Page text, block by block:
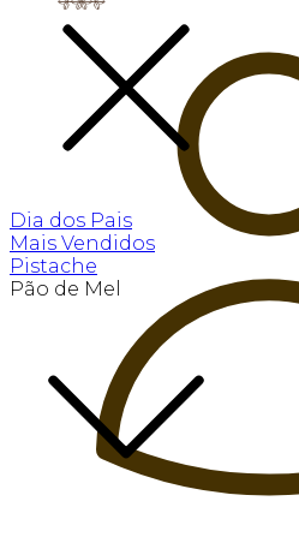
Dia dos Pais
Mais Vendidos
Pistache
Pão de Mel